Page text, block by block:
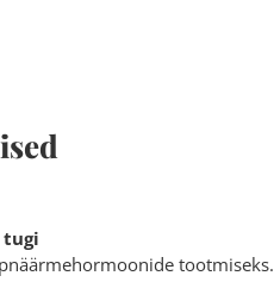
tugi
tootmiseks.